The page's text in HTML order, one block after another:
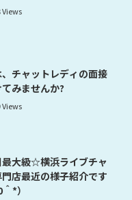
Views
チャットレディの面接
みませんか?
Views
最大級☆横浜ライブチャ
門店最近の様子紹介です
*）